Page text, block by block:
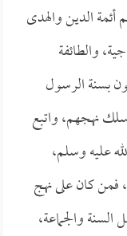
أئمة الدين والهدى
والطائفة
بسنة الرسول
نهجهم، واتبع
عليه وسلم،
فمن كان على نهج
السنة والجماعة،